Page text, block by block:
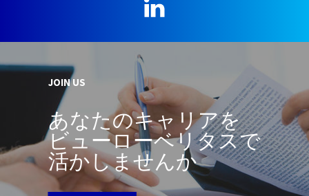
JOIN US
あなたのキャリアを
ビューローベリタスで
活かしませんか